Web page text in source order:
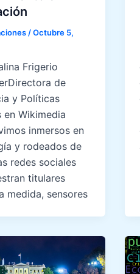
/Octubre 5,
Frigerio
de
y Políticas
en Wikimedia
inmersos en
y rodeados de
redes sociales
titulares
medida, sensores